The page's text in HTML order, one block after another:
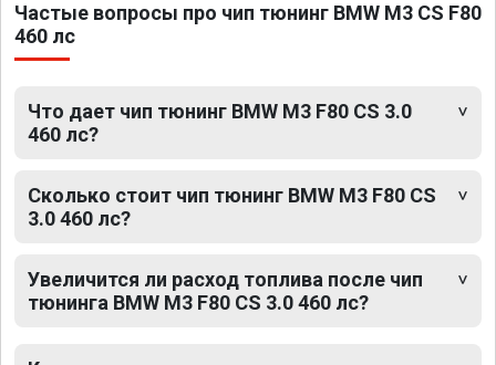
Частые вопросы про чип тюнинг BMW M3 CS F80
460 лс
Что дает чип тюнинг BMW M3 F80 CS 3.0
460 лс?
Сколько стоит чип тюнинг BMW M3 F80 CS
3.0 460 лс?
Увеличится ли расход топлива после чип
тюнинга BMW M3 F80 CS 3.0 460 лс?